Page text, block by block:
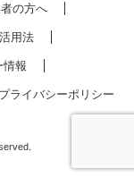
の方へ
用法
情報
プライバシーポリシー